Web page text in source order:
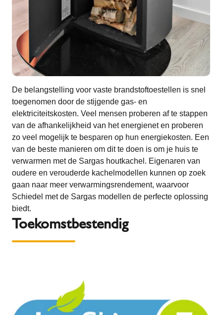
De belangstelling voor vaste brandstoftoestellen is snel
toegenomen door de stijgende gas- en
elektriciteitskosten. Veel mensen proberen af te stappen
van de afhankelijkheid van het energienet en proberen
zo veel mogelijk te besparen op hun energiekosten. Een
van de beste manieren om dit te doen is om je huis te
verwarmen met de Sargas houtkachel. Eigenaren van
oudere en verouderde kachelmodellen kunnen op zoek
gaan naar meer verwarmingsrendement, waarvoor
Schiedel met de Sargas modellen de perfecte oplossing
biedt.
Toekomstbestendig